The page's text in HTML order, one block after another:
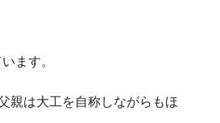
ます。
親は大工を自称しながらもほ